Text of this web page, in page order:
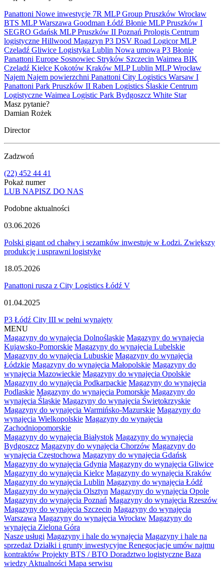
Panattoni Nowe inwestycje 7R MLP Group Pruszków Wrocław
BTS MLPWarszawa Goodman Łódź Błonie MLP Pruszków I
SEGRO Gdańsk MLP Pruszków II Poznań Prologis Centrum
logistyczne Hillwood Magazyn P3 DSV Road LogicorMLP
Czeladź Gliwice Logistyka Lublin Nowa umowa P3 Błonie
Panattoni Europe Sosnowiec Stryków Szczecin Waimea BIK
Czeladź Kielce Kokotów Kraków MLP Lublin MLP Wrocław
Najem Najem powierzchni Panattoni City Logistics Warsaw I
Panattoni Park Pruszków II Raben Logistics Ślaskie Centrum
Logistyczne Waimea Logistic Park Bydgoszcz White Star
Masz pytanie?
Damian Rożek
Director
Zadzwoń
(22) 452 44 41
Pokaż numer
LUB NAPISZ DO NAS
Podobne aktualności
03.06.2026
Polski gigant od chałwy i sezamków inwestuje w Łodzi. Zwiększy
produkcję i usprawni logistykę
18.05.2026
Panattoni rusza z City Logistics Łódź V
01.04.2025
P3 Łódź City III w pełni wynajęty
MENU
Magazyny do wynajęcia Dolnośląskie Magazyny do wynajęcia
Kujawsko-Pomorskie Magazyny do wynajęcia Lubelskie
Magazyny do wynajęcia Lubuskie Magazyny do wynajęcia
Łódzkie Magazyny do wynajęcia Małopolskie Magazyny do
wynajęcia Mazowieckie Magazyny do wynajęcia Opolskie
Magazyny do wynajęcia Podkarpackie Magazyny do wynajęcia
Podlaskie Magazyny do wynajęcia Pomorskie Magazyny do
wynajęcia Śląskie Magazyny do wynajęcia Świętokrzyskie
Magazyny do wynajęcia Warmińsko-Mazurskie Magazyny do
wynajęcia Wielkopolskie Magazyny do wynajęcia
Zachodniopomorskie
Magazyny do wynajęcia Białystok Magazyny do wynajęcia
Bydgoszcz Magazyny do wynajęcia Chorzów Magazyny do
wynajęcia Częstochowa Magazyny do wynajęcia Gdańsk
Magazyny do wynajęcia Gdynia Magazyny do wynajęcia Gliwice
Magazyny do wynajęcia Kielce Magazyny do wynajęcia Kraków
Magazyny do wynajęcia Lublin Magazyny do wynajęcia Łódź
Magazyny do wynajęcia Olsztyn Magazyny do wynajęcia Opole
Magazyny do wynajęcia Poznań Magazyny do wynajęcia Rzeszów
Magazyny do wynajęcia Szczecin Magazyny do wynajęcia
Warszawa Magazyny do wynajęcia Wrocław Magazyny do
wynajęcia Zielona Góra
Nasze usługi Magazyny i hale do wynajęcia Magazyny i hale na
sprzedaż Działki i grunty inwestycyjne Renegocjacje umów najmu
kontraktów Projekty BTS / BTO Doradztwo logistyczne Baza
wiedzy Aktualności Mapa serwisu